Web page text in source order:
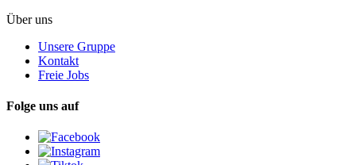
Über uns
Unsere Gruppe
Kontakt
Freie Jobs
Folge uns auf